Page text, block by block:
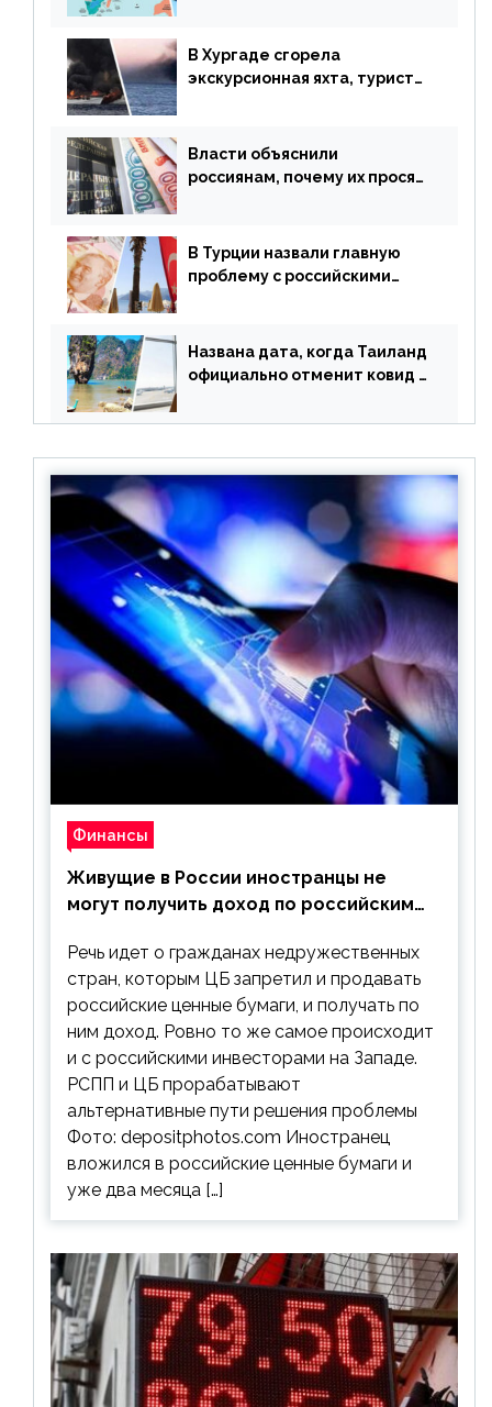
В Хургаде сгорела
экскурсионная яхта, туристы
Власти объяснили
россиянам, почему их просят
В Турции назвали главную
проблему с российскими
Названа дата, когда Таиланд
официально отменит ковид и
Финансы
Живущие в России иностранцы не
могут получить доход по российским
Речь идет о гражданах недружественных
стран, которым ЦБ запретил и продавать
российские ценные бумаги, и получать по
ним доход. Ровно то же самое происходит
и с российскими инвесторами на Западе.
РСПП и ЦБ прорабатывают
альтернативные пути решения проблемы
Фото: depositphotos.com Иностранец
вложился в российские ценные бумаги и
уже два месяца […]